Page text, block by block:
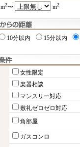
m2〜 m2
10分以内 15分以内
女性限定
楽器相談
マンスリー対応
敷礼ゼロゼロ対応
角部屋
ガスコンロ